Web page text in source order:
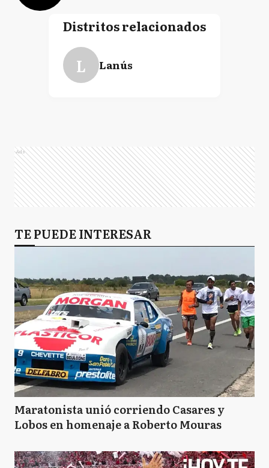
Distritos relacionados
L Lanús
Ads
TE PUEDE INTERESAR
Maratonista unió corriendo Casares y
Lobos en homenaje a Roberto Mouras